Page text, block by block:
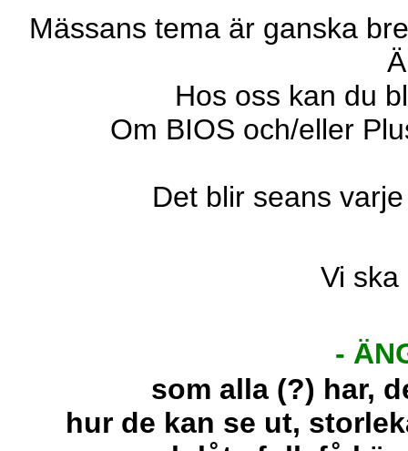
Mässans tema är ganska
Hos oss kan du
Om BIOS och/eller
Det blir seans
Vi ska
-
som alla (?) har,
hur de kan se ut,